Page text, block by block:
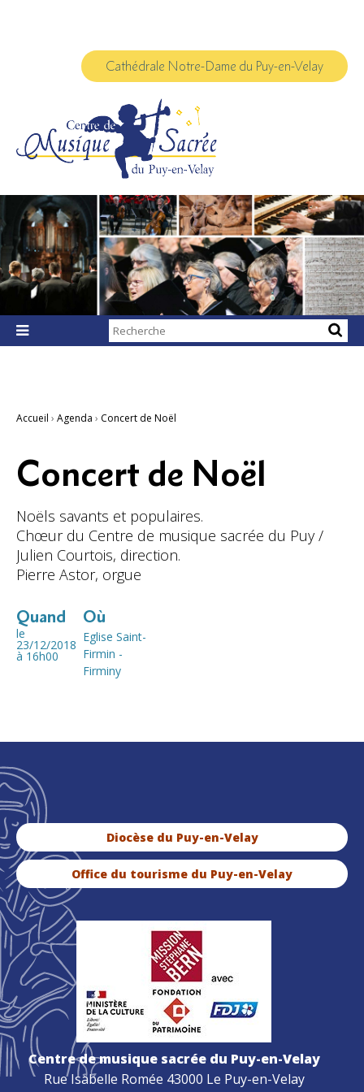
Cathédrale Notre-Dame du Puy-en-Velay

Chercher par
Recherche
Accueil › Agenda › Concert de Noël
Concert de Noël
Noëls savants et populaires.
Chœur du Centre de musique sacrée du Puy /
Julien Courtois, direction.
Pierre Astor, orgue
Quand
le
23/12/2018
à 16h00
Où
Eglise Saint-
Firmin -
Firminy
Diocèse du Puy-en-Velay
Office du tourisme du Puy-en-Velay
Centre de musique sacrée du Puy-en-Velay
Rue Isabelle Romée 43000 Le Puy-en-Velay